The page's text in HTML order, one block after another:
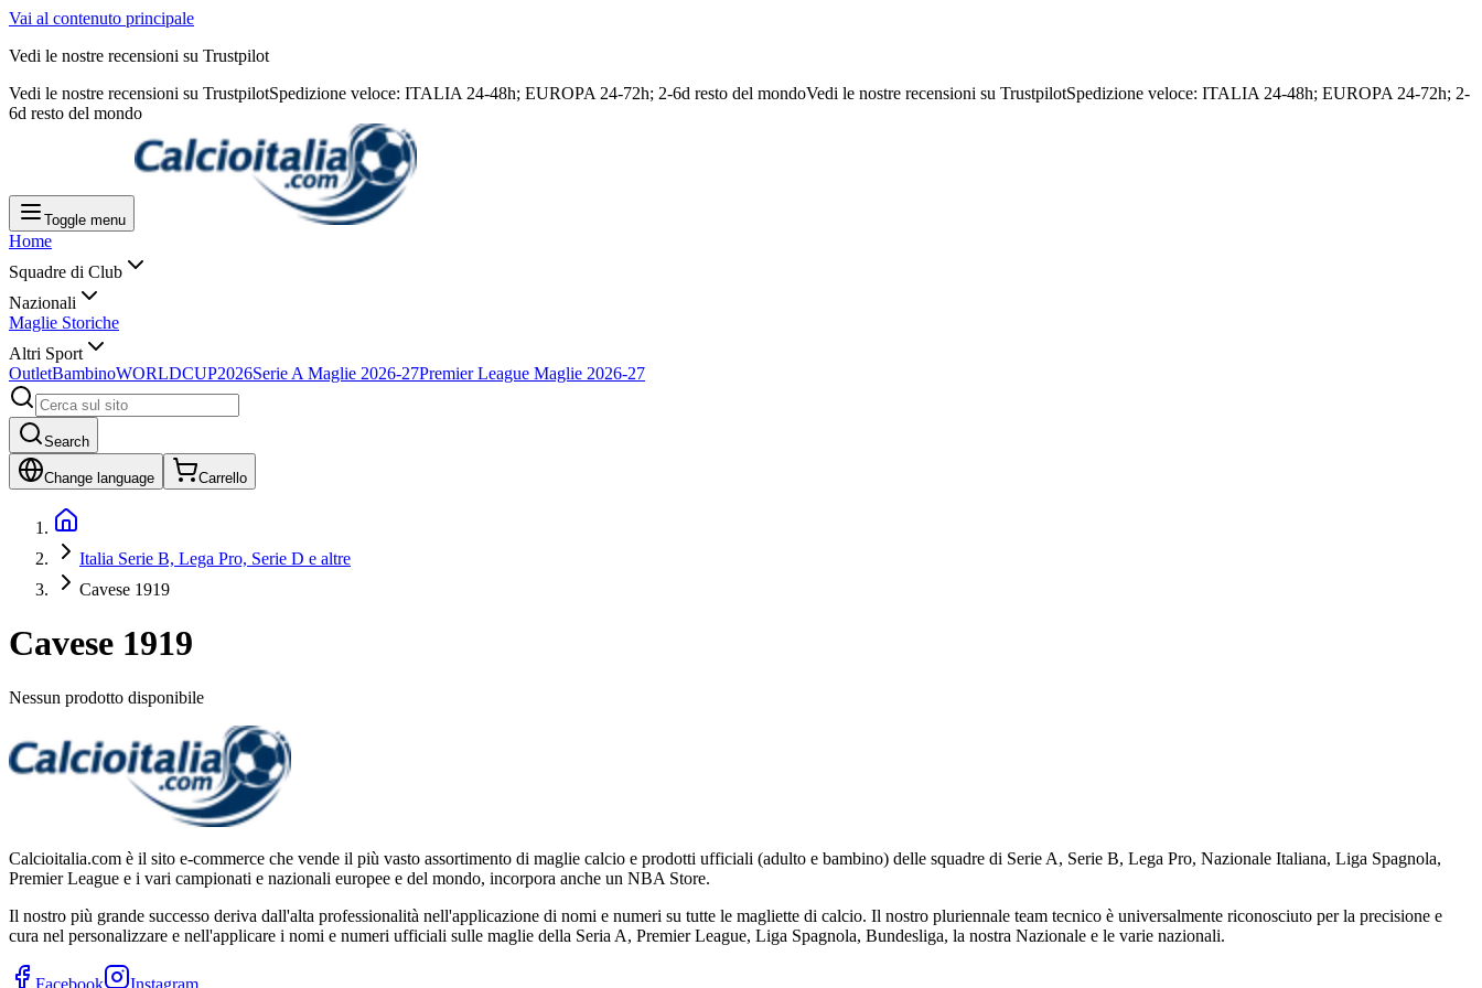
Vai al contenuto principale
Vedi le nostre recensioni su Trustpilot
Vedi le nostre recensioni su TrustpilotSpedizione veloce: ITALIA 24-48h; EUROPA 24-72h; 2-6d resto del mondoVedi le nostre recensioni su TrustpilotSpedizione veloce: ITALIA 24-48h; EUROPA 24-72h; 2-
6d resto del mondo
Toggle menu
Home
Squadre di Club
Nazionali
Maglie Storiche
Altri Sport
OutletBambinoWORLDCUP2026Serie A Maglie 2026-27Premier League Maglie 2026-27
Search
Change language Carrello
Italia Serie B, Lega Pro, Serie D e altre
Cavese 1919
Cavese 1919
Nessun prodotto disponibile
Calcioitalia.com è il sito e-commerce che vende il più vasto assortimento di maglie calcio e prodotti ufficiali (adulto e bambino) delle squadre di Serie A, Serie B, Lega Pro, Nazionale Italiana, Liga Spagnola,
Premier League e i vari campionati e nazionali europee e del mondo, incorpora anche un NBA Store.
Il nostro più grande successo deriva dall'alta professionalità nell'applicazione di nomi e numeri su tutte le magliette di calcio. Il nostro pluriennale team tecnico è universalmente riconosciuto per la precisione e
cura nel personalizzare e nell'applicare i nomi e numeri ufficiali sulle maglie della Seria A, Premier League, Liga Spagnola, Bundesliga, la nostra Nazionale e le varie nazionali.
Facebook Instagram